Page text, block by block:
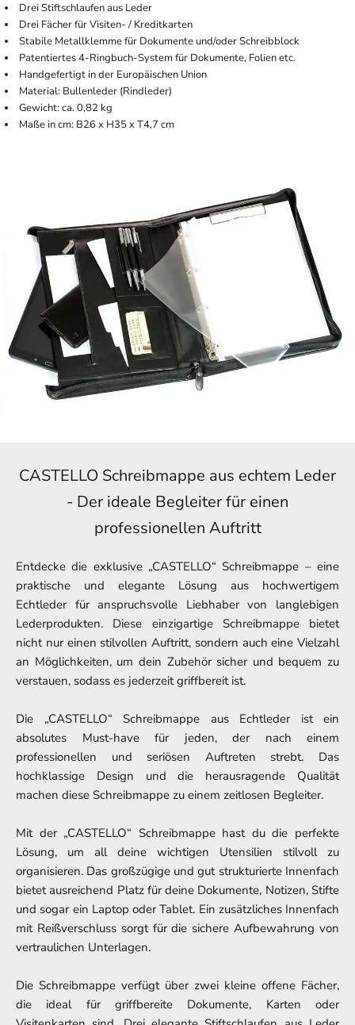
Drei Stiftschlaufen aus Leder
Drei Fächer für Visiten- / Kreditkarten
Stabile Metallklemme für Dokumente und/oder Schreibblock
Patentiertes 4-Ringbuch-System für Dokumente, Folien etc.
Handgefertigt in der Europäischen Union
Material: Bullenleder (Rindleder)
Gewicht: ca. 0,82 kg
Maße in cm: B26 x H35 x T4,7 cm
CASTELLO Schreibmappe aus echtem Leder
- Der ideale Begleiter für einen
professionellen Auftritt
Entdecke die exklusive „CASTELLO“ Schreibmappe – eine
praktische und elegante Lösung aus hochwertigem
Echtleder für anspruchsvolle Liebhaber von langlebigen
Lederprodukten. Diese einzigartige Schreibmappe bietet
nicht nur einen stilvollen Auftritt, sondern auch eine Vielzahl
an Möglichkeiten, um dein Zubehör sicher und bequem zu
verstauen, sodass es jederzeit griffbereit ist.
Die „CASTELLO“ Schreibmappe aus Echtleder ist ein
absolutes Must-have für jeden, der nach einem
professionellen und seriösen Auftreten strebt. Das
hochklassige Design und die herausragende Qualität
machen diese Schreibmappe zu einem zeitlosen Begleiter.
Mit der „CASTELLO“ Schreibmappe hast du die perfekte
Lösung, um all deine wichtigen Utensilien stilvoll zu
organisieren. Das großzügige und gut strukturierte Innenfach
bietet ausreichend Platz für deine Dokumente, Notizen, Stifte
und sogar ein Laptop oder Tablet. Ein zusätzliches Innenfach
mit Reißverschluss sorgt für die sichere Aufbewahrung von
vertraulichen Unterlagen.
Die Schreibmappe verfügt über zwei kleine offene Fächer,
die ideal für griffbereite Dokumente, Karten oder